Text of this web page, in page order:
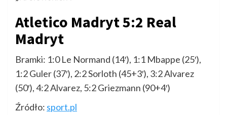
Atletico Madryt 5:2 Real
Madryt
Bramki: 1:0 Le Normand (14′), 1:1 Mbappe (25′),
1:2 Guler (37′), 2:2 Sorloth (45+3′), 3:2 Alvarez
(50′), 4:2 Alvarez, 5:2 Griezmann (90+4′)
Źródło: sport.pl